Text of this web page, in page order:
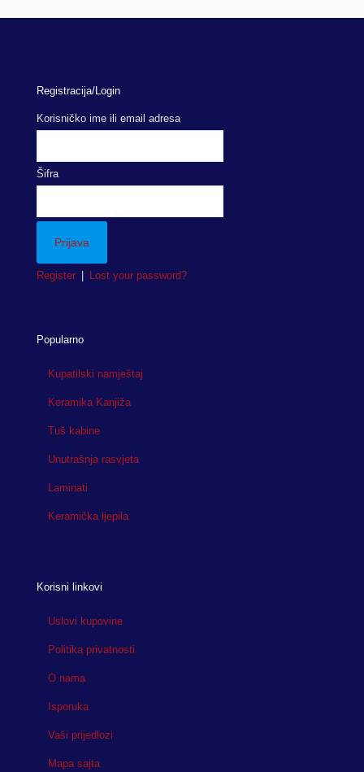
through
Registracija/Login
Korisničko ime ili email adresa
Šifra
Register Lost your password?
Popularno
Kupatilski namještaj
Keramika Kanjiža
Tuš kabine
Unutrašnja rasvjeta
Laminati
Keramička ljepila
Korisni linkovi
Uslovi kupovine
Politika privatnosti
O nama
Isporuka
Vaši prijedlozi
Mapa sajta